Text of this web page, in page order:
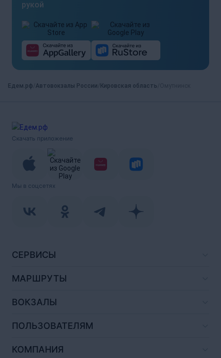
рукой
Едем.рф Автовокзалы России Кировская область
Скачать приложение
Мы в соцсетях
СЕРВИСЫ
МАРШРУТЫ
ВОКЗАЛЫ
ПОЛЬЗОВАТЕЛЯМ
КОМПАНИЯ